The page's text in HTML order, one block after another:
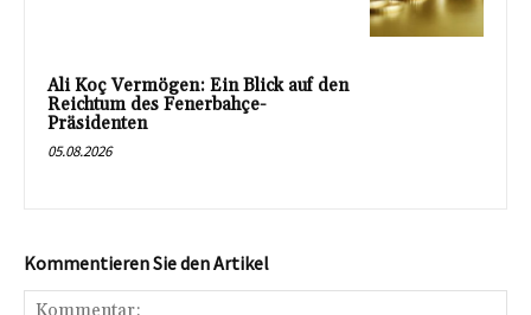
Ali Koç Vermögen: Ein Blick auf den
Reichtum des Fenerbahçe-
Präsidenten
05.08.2026
Kommentieren Sie den Artikel